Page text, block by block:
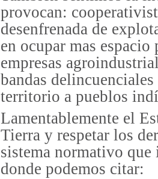
provocan:
desenfrenada de
en ocupar mas espacio
empresas
bandas
territorio a pueblos
Lamentablemente el
Tierra y respetar los
sistema normativo
donde podemos citar: